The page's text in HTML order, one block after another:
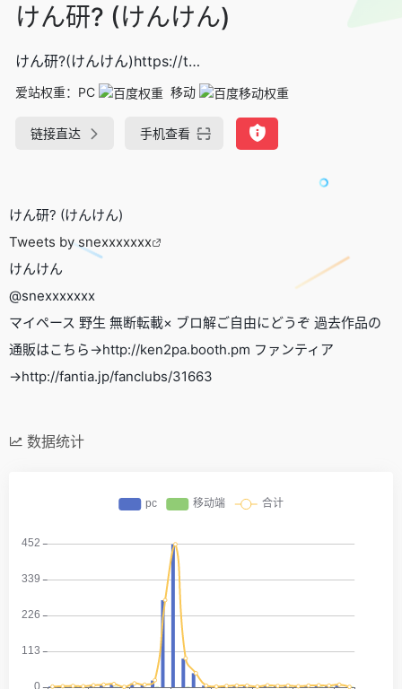
けん研? (けんけん)
けん研?(けんけん)https://t…
爱站权重： PC 移动
链接直达 手机查看
けん研? (けんけん)
Tweets by snexxxxxxx
けんけん
@snexxxxxxx
マイペース 野生 無断転載× ブロ解ご自由にどうぞ 過去作品の
通販はこちら→http://ken2pa.booth.pm ファンティア
→http://fantia.jp/fanclubs/31663
数据统计